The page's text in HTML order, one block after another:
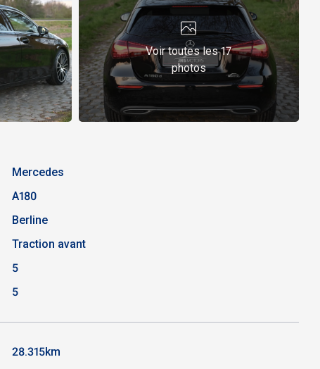
Voir toutes les 17
photos
Mercedes
A180
Berline
Traction avant
5
5
28.315km